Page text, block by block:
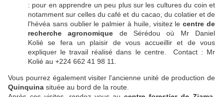
: pour en apprendre un peu plus sur les cultures du coin et
notamment sur celles du café et du cacao, du colatier et de
l'hévéa sans oublier le palmier à huile, visitez lecentre de
recherche agronomique de Sérédou où Mr Daniel
Kolié se fera un plaisir de vous accueillir et de vous
expliquer le travail réalisé dans le centre. Contact : Mr
Kolié au +224 662 41 98 11.
Vous pourrez également visiter l'ancienne unité de production de
Quinquina située au bord de la route.